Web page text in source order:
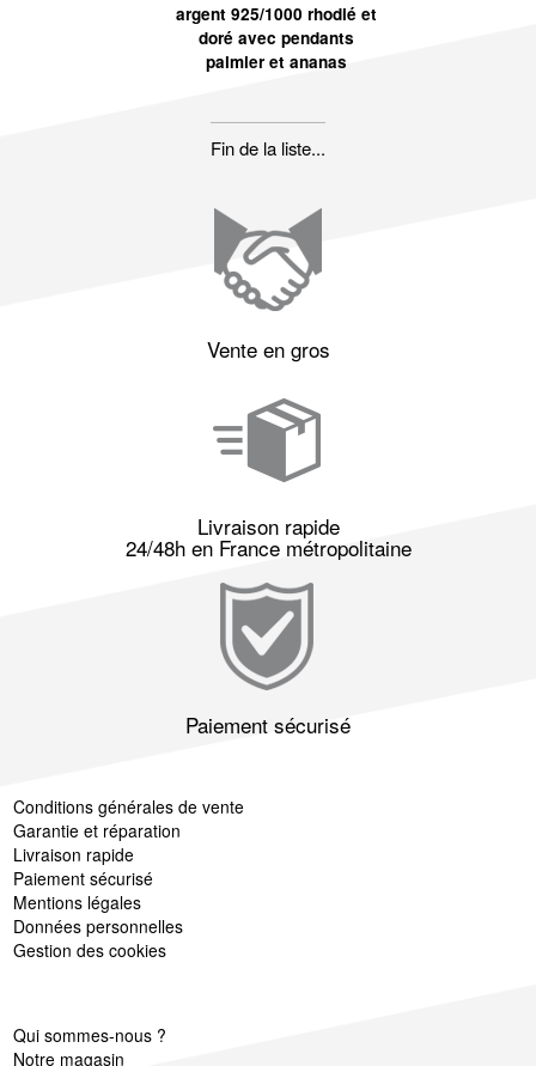
argent 925/1000 rhodié et
doré avec pendants
palmier et ananas
Fin de la liste...
Vente en gros
Livraison rapide
24/48h en France métropolitaine
Paiement sécurisé
Conditions générales de vente
Garantie et réparation
Livraison rapide
Paiement sécurisé
Mentions légales
Données personnelles
Gestion des cookies
Qui sommes-nous ?
Notre magasin